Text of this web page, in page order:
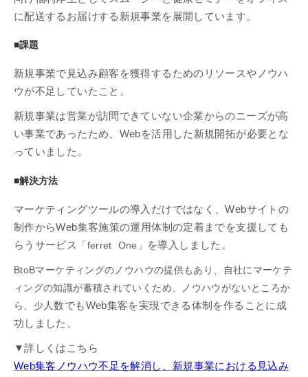
に配送するお届けする新規事業を展開しています。
■課題
新規事業で見込み顧客を獲得するためのリソースやノウハ
ウが不足していたこと。
新規事業は営業が訪問できていない企業からのニーズが高
い事業であったため、Webを活用した新規開拓が必要とな
っていました。
■解決方法
マーケティングツールの導入だけではなく、Webサイトの
制作からWeb集客施策の運用体制の定着までを支援しても
らうサービス
「ferret One」 を導入しました。
BtoBマーケティングのノウハウの提供もあり、自社にマーケテ
ィングの知識が蓄積されていくため、ノウハウがないところか
ら、少人数でもWeb集客を実現できる体制を作ることに成
功しました。
▼詳しくはこちら
Web集客ノウハウ不足を解消し、新規事業における見込み